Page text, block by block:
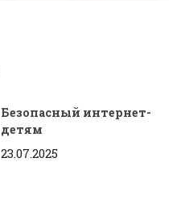
Безопасный интернет-
детям
23.07.2025